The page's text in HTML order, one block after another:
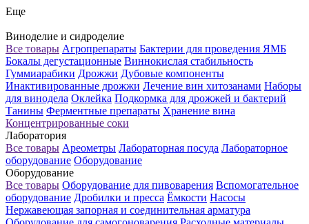
Еще
Виноделие и сидроделие
Все товары Агропрепараты Бактерии для проведения ЯМБ
Бокалы дегустационные Виннокислая стабильность
Гуммиарабики Дрожжи Дубовые компоненты
Инактивированные дрожжи Лечение вин хитозанами Наборы
для винодела Оклейка Подкормка для дрожжей и бактерий
Танины Ферментные препараты Хранение вина
Концентрированные соки
Лаборатория
Все товары Ареометры Лабораторная посуда Лабораторное
оборудование Оборудование
Оборудование
Все товары Оборудование для пивоварения Вспомогательное
оборудование Дробилки и пресса Ёмкости Насосы
Нержавеющая запорная и соединительная арматура